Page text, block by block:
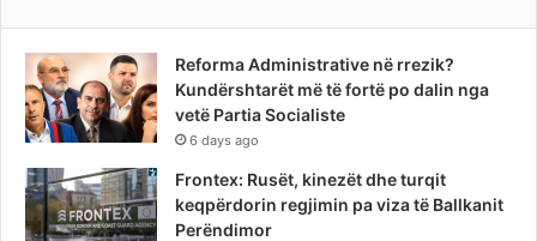
Reforma Administrative në rrezik?
Kundërshtarët më të fortë po dalin nga
vetë Partia Socialiste
6 days ago
Frontex: Rusët, kinezët dhe turqit
keqpërdorin regjimin pa viza të Ballkanit
Perëndimor